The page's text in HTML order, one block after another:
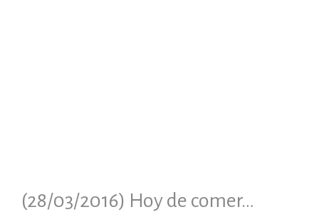
(28/03/2016) Hoy de comer…